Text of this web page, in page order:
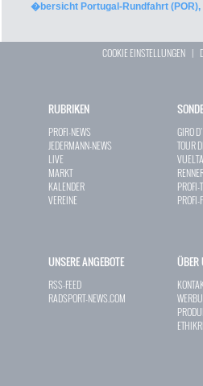
�bersicht Portugal-Rundfahrt (POR),
COOKIE EINSTELLUNGEN |
RUBRIKEN
PROFI-NEWS
JEDERMANN-NEWS
LIVE
MARKT
KALENDER
VEREINE
GIRO
TOUR
PROFI-
PROFI-
UNSERE ANGEBOTE
RSS-FEED
RADSPORT-NEWS.COM
ÜBER